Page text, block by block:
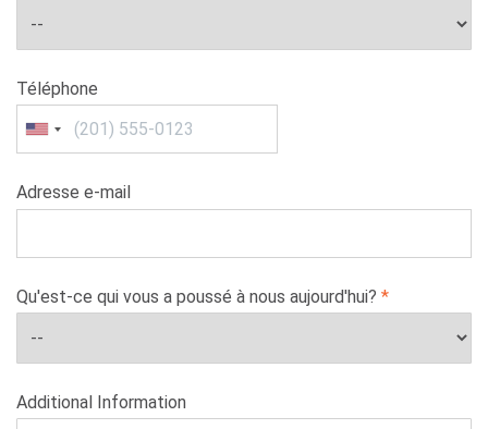
Téléphone
Adresse e-mail
Qu'est-ce qui vous a poussé à nous aujourd'hui?
Additional Information